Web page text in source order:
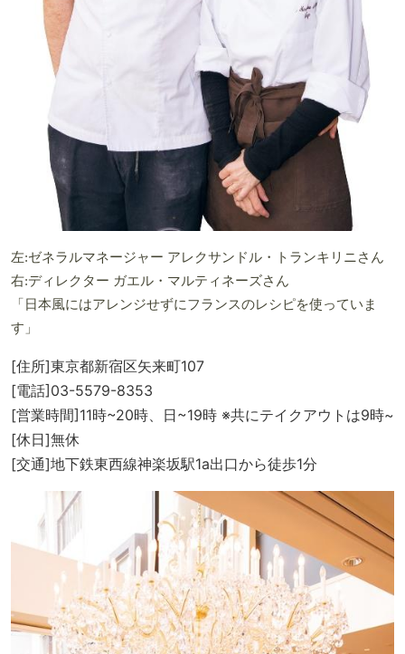
左:ゼネラルマネージャー アレクサンドル・トランキリニさん
右:ディレクター ガエル・マルティネーズさん
「日本風にはアレンジせずにフランスのレシピを使っていま
す」
[住所]東京都新宿区矢来町107
[電話]03-5579-8353
[営業時間]11時~20時、日~19時 ※共にテイクアウトは9時~
[休日]無休
[交通]地下鉄東西線神楽坂駅1a出口から徒歩1分